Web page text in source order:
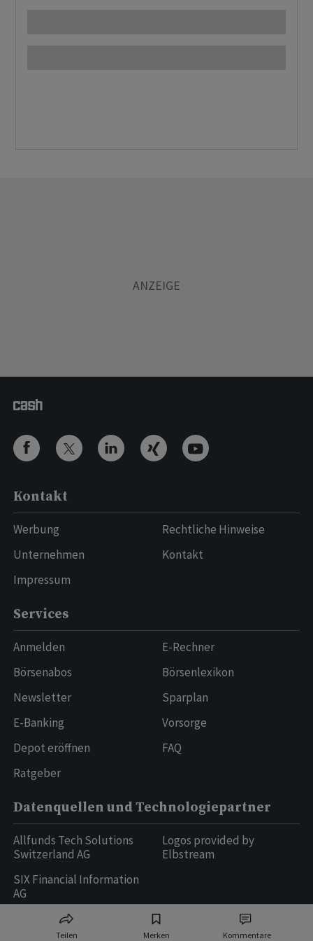
Teilen Merken Kommentare
Kontakt
Werbung
Unternehmen
Impressum
Rechtliche Hinweise
Kontakt
Services
Anmelden
Börsenabos
Newsletter
E-Banking
Depot eröffnen
Ratgeber
E-Rechner
Börsenlexikon
Sparplan
Vorsorge
FAQ
Datenquellen und Technologiepartner
Allfunds Tech Solutions
Switzerland AG
SIX Financial Information
AG
Logos provided by
Elbstream